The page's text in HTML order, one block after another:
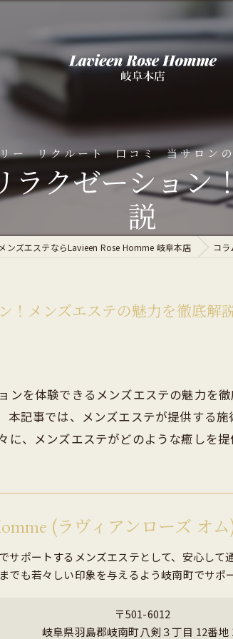
ー
質問
リクルート 口コミ 当サロン
脱毛
オイルマッ
ハーブピー
クゼーション
説
ンズエステならLavieen Rose Homme 岐阜本店 コラ
！メンズエステの魅力を徹底解
ンを体験できるメンズエステの魅力を
本記事では、メンズエステが提供する
、メンズエステがどのような癒しを提
(ラヴィアンローズ オ
サポートするメンズエステとして、安心し
でも若々しい印象を与えるよう岐南町でサポ
〒501-6012
岐阜県羽島郡岐南町八剣３丁目 12番地